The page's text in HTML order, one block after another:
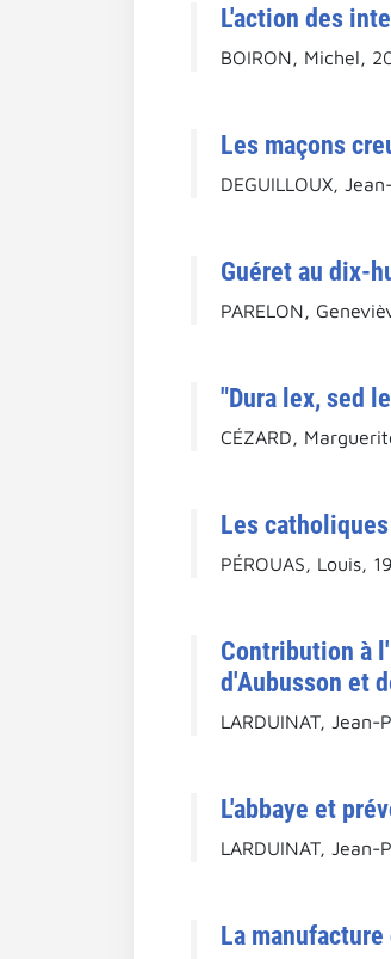
L'action des
BOIRON, Michel,
Les maçons
DEGUILLOUX,
Guéret au dix-
PARELON,
"Dura lex, sed
CÉZARD,
Les
PÉROUAS, Louis,
Contribution à
d'Aubusson et
LARDUINAT, Jean-
L'abbaye et
LARDUINAT, Jean-
La